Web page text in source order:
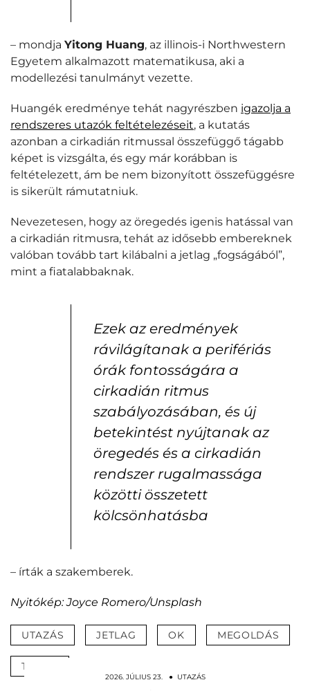
– mondja Yitong Huang, az illinois-i Northwestern
Egyetem alkalmazott matematikusa, aki a
modellezési tanulmányt vezette.
Huangék eredménye tehát nagyrészben igazolja a
rendszeres utazók feltételezéseit, a kutatás
azonban a cirkadián ritmussal összefüggő tágabb
képet is vizsgálta, és egy már korábban is
feltételezett, ám be nem bizonyított összefüggésre
is sikerült rámutatniuk.
Nevezetesen, hogy az öregedés igenis hatással van
a cirkadián ritmusra, tehát az idősebb embereknek
valóban tovább tart kilábalni a jetlag „fogságából”,
mint a fiatalabbaknak.
Ezek az eredmények
rávilágítanak a perifériás
órák fontosságára a
cirkadián ritmus
szabályozásában, és új
betekintést nyújtanak az
öregedés és a cirkadián
rendszer rugalmassága
közötti összetett
kölcsönhatásba
– írták a szakemberek.
Nyitókép: Joyce Romero/Unsplash
UTAZÁS JETLAG OK MEGOLDÁS
TRÜKK
2026. JÚLIUS 23. ● UTAZÁS